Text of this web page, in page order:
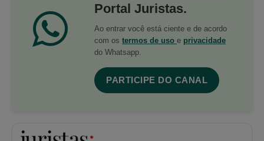
Portal Juristas.
Ao entrar você está ciente e de acordo
com os termos de uso e privacidade
do Whatsapp.
PARTICIPE DO CANAL